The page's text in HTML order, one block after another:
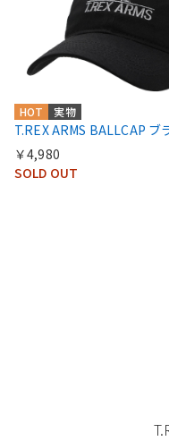
実物
HOT
T.REX ARMS BALLCAP ブ
￥4,980
SOLD OUT